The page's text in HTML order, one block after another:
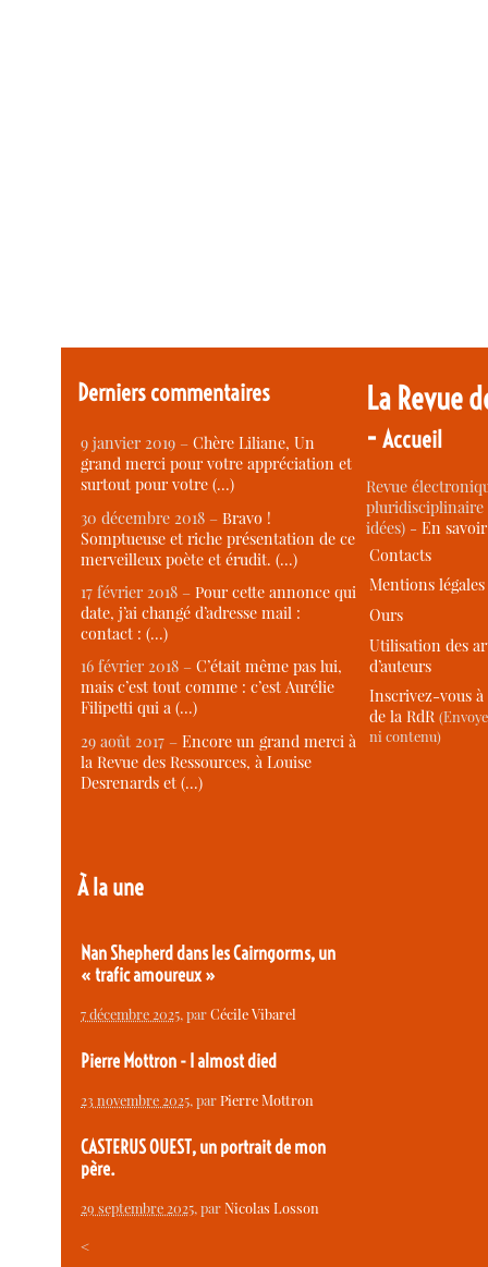
Derniers commentaires
9 janvier 2019 –Chère Liliane, Un
grand merci pour votre appréciation et
surtout pour votre (…)
30 décembre 2018 –Bravo !
Somptueuse et riche présentation de ce
merveilleux poète et érudit. (…)
17 février 2018 –Pour cette annonce qui
date, j’ai changé d’adresse mail :
contact : (…)
16 février 2018 –C’était même pas lui,
mais c’est tout comme : c’est Aurélie
Filipetti qui a (…)
29 août 2017 –Encore un grand merci à
la Revue des Ressources, à Louise
Desrenards et (…)
À la une
Nan Shepherd dans les Cairngorms, un
« trafic amoureux »
7 décembre 2025, parCécile Vibarel
Pierre Mottron - I almost died
23 novembre 2025, parPierre Mottron
CASTERUS OUEST, un portrait de mon
père.
29 septembre 2025, parNicolas Losson
<
La Revue
-Accueil
Revue
idées) -En
Contacts
Mentions légales
Ours
Utilisation des
d’auteurs
Inscrivez-vous
de la RdR
ni contenu)